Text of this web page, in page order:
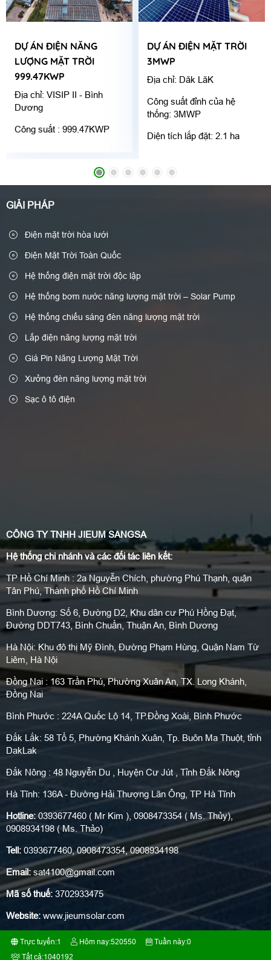
DỰ ÁN ĐIỆN NĂNG
LƯỢNG MẶT TRỜI
999.47KWP
Địa chỉ: VISIP II - Bình
Dương
Công suất : 999.47KWP
DỰ ÁN ĐIỆN MẶT TRỜI
3MWP
Địa chỉ: Dăk LăK
Công suất đỉnh của hệ
thống: 3MWP
Diện tích lắp đặt: 2.1 ha
CÔNG TY TNHH JIEUM SANGSA
Hệ thống chi nhánh và các đối tác liên kết:
TP Hồ Chí Minh : 2a Nguyễn Chích, phường Phú Thạnh, quận
Tân Phú, Thành phố Hồ Chí Minh
Bình Dương: Số 6, Đường D2, Khu dân cư Phú Hồng Đạt,
Đường DDT743, Bình Chuẩn, Thuận An, Bình Dương
Hà Nội: Khu đô thị Mỹ Đình, Đường Phạm Hùng, Quận Nam Từ
Liêm, Hà Nội
Đồng Nai : 163 Trần Phú, Phường Xuân An, TX. Long Khánh,
Đồng Nai
Bình Phước : 224A Quốc Lộ 14, TP.Đồng Xoài, Bình Phước
Đắk Lắk: 58 Tổ 5, Phường Khánh Xuân, Tp. Buôn Ma Thuột, tỉnh
DakLak
Đắk Nông : 48 Nguyễn Du , Huyện Cư Jút , Tỉnh Đắk Nông
Hà Tĩnh: 136A - Đường Hải Thượng Lãn Ông, TP Hà Tĩnh
Hotline: 0393677460 ( Mr Kim ), 0908473354 ( Ms. Thủy),
0908934198 ( Ms. Thảo)
Tell: 0393677460, 0908473354, 0908934198
Email: sat4100@gmail.com
Mã số thuế: 3702933475
Website: www.jieumsolar.com
GIẢI PHÁP
Điện mặt trời hòa lưới
Điện Mặt Trời Toàn Quốc
Hệ thống điện mặt trời độc lập
Hệ thống bơm nước năng lượng mặt trời – Solar Pump
Hệ thống chiếu sáng đèn năng lượng mặt trời
Lắp điện năng lượng mặt trời
Giá Pin Năng Lượng Mặt Trời
Xưởng đèn năng lượng mặt trời
Sạc ô tô điện
Trực tuyến:1 Hôm nay:520550 Tuần này:0
Tất cả:1040192